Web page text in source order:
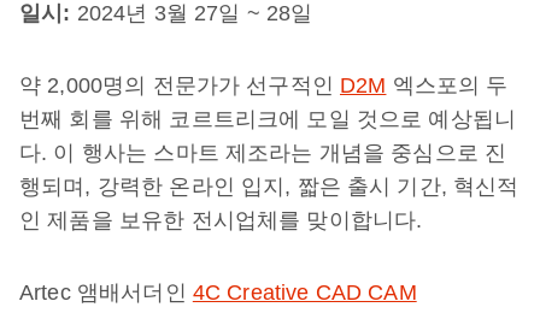
일시: 2024년 3월 27일 ~ 28일
약 2,000명의 전문가가 선구적인 D2M 엑스포의 두
번째 회를 위해 코르트리크에 모일 것으로 예상됩니
다. 이 행사는 스마트 제조라는 개념을 중심으로 진
행되며, 강력한 온라인 입지, 짧은 출시 기간, 혁신적
인 제품을 보유한 전시업체를 맞이합니다.
Artec 앰배서더인 4C Creative CAD CAM